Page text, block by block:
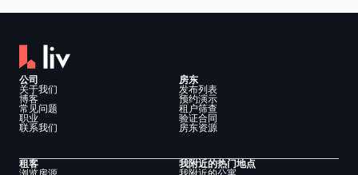
公司
关于我们
博客
常见问题
职业
联系我们
房东
发布列表
预约演示
租户筛查
验证合同
房东资源
租客
我附近的热门地点